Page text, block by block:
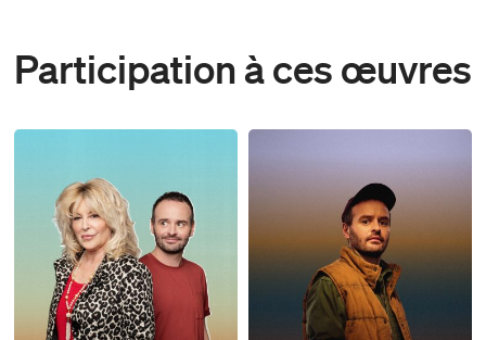
Participation à ces œuvres